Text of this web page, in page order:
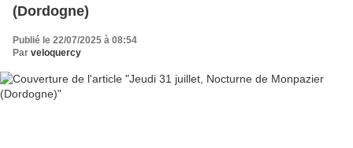
(Dordogne)
Publié le 22/07/2025 à 08:54
Par veloquercy